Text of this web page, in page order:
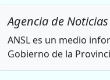
Agencia de
ANSL es un medio
Gobierno de la